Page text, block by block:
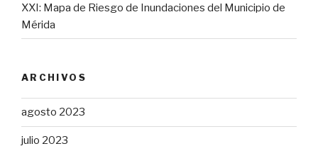
XXI: Mapa de Riesgo de Inundaciones del Municipio de
Mérida
ARCHIVOS
agosto 2023
julio 2023